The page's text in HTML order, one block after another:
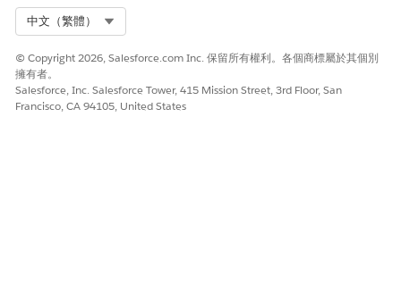
中文（繁體）
© Copyright 2026, Salesforce.com Inc. 保留所有權利。各個商標屬於其個別
擁有者。
Salesforce, Inc. Salesforce Tower, 415 Mission Street, 3rd Floor, San
Francisco, CA 94105, United States